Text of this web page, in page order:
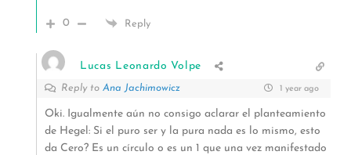
0 Reply
Lucas Leonardo Volpe
Reply to Ana Jachimowicz 1 year ago
Oki. Igualmente aún no consigo aclarar el planteamiento
de Hegel: Si el puro ser y la pura nada es lo mismo, esto
da Cero? Es un círculo o es un 1 que una vez manifestado